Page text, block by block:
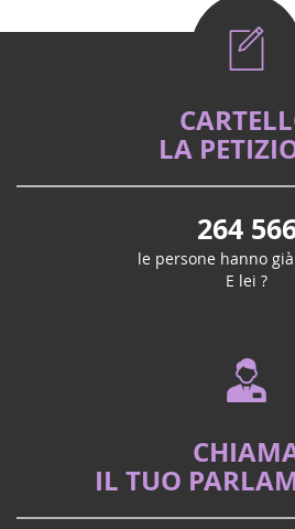
LA
264 566
le persone hanno già
E lei ?
IL TUO